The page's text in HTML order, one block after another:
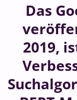
Das
2019,